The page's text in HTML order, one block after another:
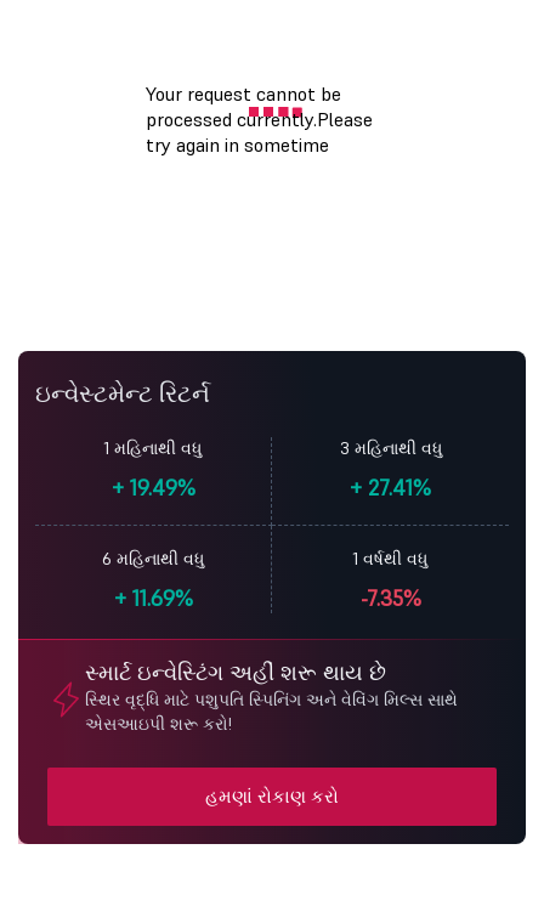
ઇન્વેસ્ટમેન્ટ રિટર્ન
1 મહિનાથી વધુ
+19.49%
3 મહિનાથી વધુ
+ 27.41%
6 મહિનાથી વધુ
+11.69%
1 વર્ષથી વધુ
-7.35%
સ્માર્ટ ઇન્વેસ્ટિંગ અહીં શરૂ થાય છે
સ્થિર વૃદ્ધિ માટે પશુપતિ સ્પિનિંગ અને વેવિંગ મિલ્સ સાથે
એસઆઇપી શરૂ કરો!
હમણાં રોકાણ કરો